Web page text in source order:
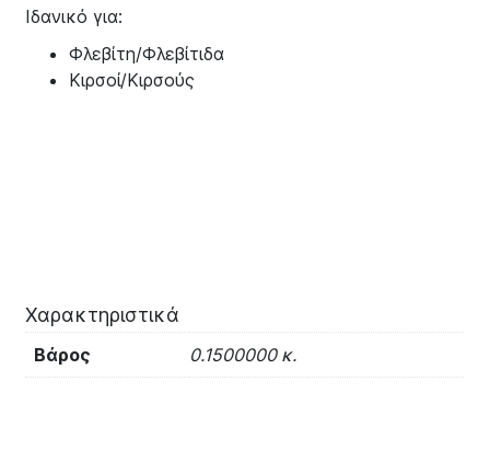
Ιδανικό για:
Φλεβίτη/Φλεβίτιδα
Κιρσοί/Κιρσούς
Χαρακτηριστικά
Βάρος 0.1500000 κ.